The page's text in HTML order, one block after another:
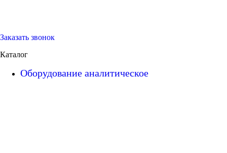
Заказать звонок
Каталог
Оборудование аналитическое